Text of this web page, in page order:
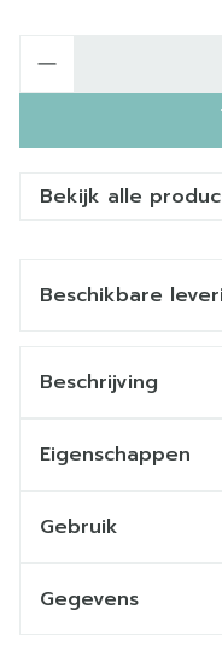
Bekijk alle
Beschikbare
Beschrijving
Eigenschappen
Gebruik
Gegevens